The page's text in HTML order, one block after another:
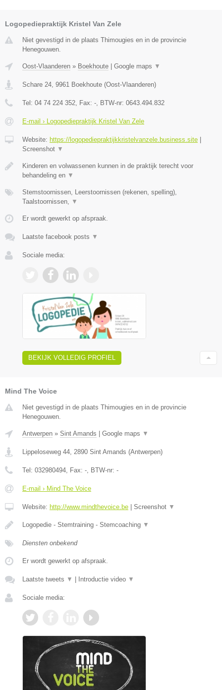
Logopediepraktijk Kristel Van Zele
Niet gevestigd in de plaats Thimougies en in de provincie
Henegouwen.
Oost-Vlaanderen » Boekhoute | Google maps ▼
Schare 24 9961 Boekhoute (Oost-Vlaanderen)
Tel: 04 74 224 352 , Fax: - , BTW-nr: 0643.494.832
E-mail › Logopediepraktijk Kristel Van Zele
Website: https://logopediepraktijkkristelvanzele.business.site |
Screenshot ▼
Kinderen en volwassenen kunnen in de praktijk terecht voor
behandeling en ▼
Stemstoornissen, Leerstoornissen (rekenen, spelling),
Taalstoornissen,
▼
Er wordt gewerkt op afspraak.
Laatste facebook posts ▼
Sociale media:
BEKIJK VOLLEDIG PROFIEL
Mind The Voice
Niet gevestigd in de plaats Thimougies en in de provincie
Henegouwen.
Antwerpen » Sint Amands Google maps ▼
Lippeloseweg 44 2890 Sint Amands (Antwerpen)
Tel: 032980494 , Fax: - , BTW-nr: -
E-mail › Mind The Voice
Website: http://www.mindthevoice.be Screenshot ▼
Logopedie - Stemtraining - Stemcoaching ▼
Diensten onbekend
Er wordt gewerkt op afspraak.
Laatste tweets ▼ Introductie video ▼
Sociale media: